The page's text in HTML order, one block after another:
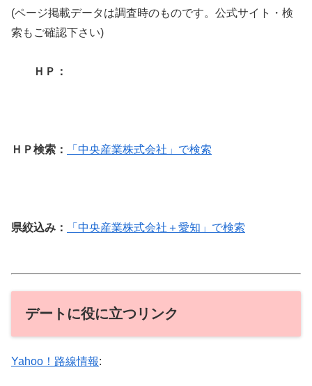
(ページ掲載データは調査時のものです。公式サイト・検
索もご確認下さい)
ＨＰ：
ＨＰ検索： 「中央産業株式会社」で検索
県絞込み： 「中央産業株式会社＋愛知」で検索
デートに役に立つリンク
Yahoo！路線情報: